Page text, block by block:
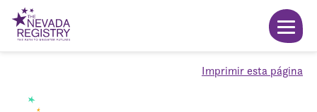
Imprimir esta página